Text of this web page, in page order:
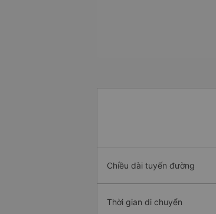
Chiều dài tuyến đường
Thời gian di chuyển